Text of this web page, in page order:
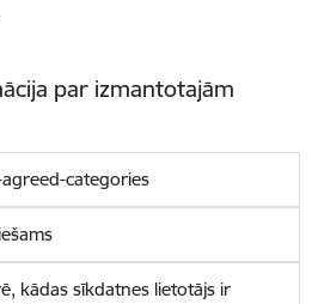
par izmantotajām
categories
kādas sīkdatnes lietotājs ir